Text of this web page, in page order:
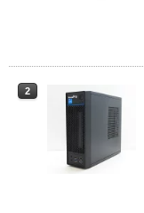
2